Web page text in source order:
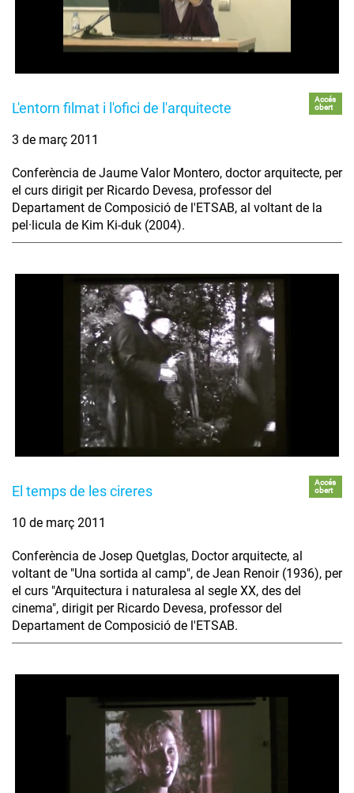
L'entorn filmat i l'ofici de l'arquitecte
Accés
obert
3 de març 2011
Conferència de Jaume Valor Montero, doctor arquitecte, per
el curs dirigit per Ricardo Devesa, professor del
Departament de Composició de l'ETSAB, al voltant de la
pel·licula de Kim Ki-duk (2004).
El temps de les cireres
Accés
obert
10 de març 2011
Conferència de Josep Quetglas, Doctor arquitecte, al
voltant de "Una sortida al camp", de Jean Renoir (1936), per
el curs "Arquitectura i naturalesa al segle XX, des del
cinema", dirigit per Ricardo Devesa, professor del
Departament de Composició de l'ETSAB.